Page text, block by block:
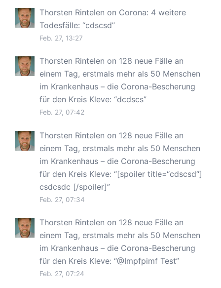
Thorsten Rintelen on Corona: 4 weitere
Todesfälle: “cdscsd”
Feb. 27, 13:27
Thorsten Rintelen on 128 neue Fälle an
einem Tag, erstmals mehr als 50 Menschen
im Krankenhaus – die Corona-Bescherung
für den Kreis Kleve: “dcdscs”
Feb. 27, 07:42
Thorsten Rintelen on 128 neue Fälle an
einem Tag, erstmals mehr als 50 Menschen
im Krankenhaus – die Corona-Bescherung
für den Kreis Kleve: “[spoiler title=“cdscsd“]
csdcsdc [/spoiler]”
Feb. 27, 07:34
Thorsten Rintelen on 128 neue Fälle an
einem Tag, erstmals mehr als 50 Menschen
im Krankenhaus – die Corona-Bescherung
für den Kreis Kleve: “@Impfpimf Test”
Feb. 27, 07:24